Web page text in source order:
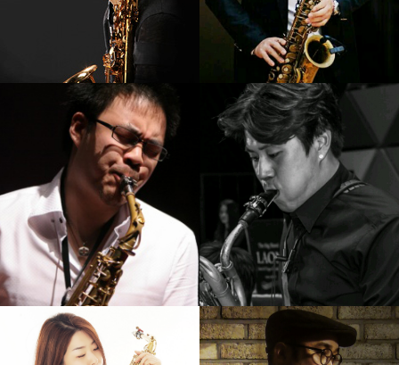
강기만
강의보기
김병우
강의보기